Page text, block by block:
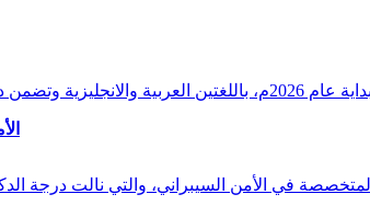
وافيًا لكافة أ
في الأمن السيبراني، والتي نالت درجة